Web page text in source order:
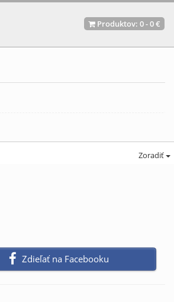
Produktov: 0-0 €
Zoradiť
Zdieľať na Facebooku